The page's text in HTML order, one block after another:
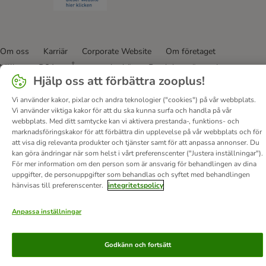
Om oss Karriär Corporate Website
Om företaget
Villkor
DSA Ångra avtalet här Betalningssätt
Leverans
Dataskydd
Tillgänglighetspolicy
© zooplus SE 2026
Hjälp oss att förbättra zooplus!
Vi använder kakor, pixlar och andra teknologier ("cookies") på vår webbplats.
Vi använder viktiga kakor för att du ska kunna surfa och handla på vår
webbplats. Med ditt samtycke kan vi aktivera prestanda-, funktions- och
marknadsföringskakor för att förbättra din upplevelse på vår webbplats och för
att visa dig relevanta produkter och tjänster samt för att anpassa annonser. Du
kan göra ändringar när som helst i vårt preferenscenter ("Justera inställningar").
För mer information om den person som är ansvarig för behandlingen av dina
uppgifter, de personuppgifter som behandlas och syftet med behandlingen
hänvisas till preferenscenter. integritetspolicy
Anpassa inställningar
Godkänn och fortsätt